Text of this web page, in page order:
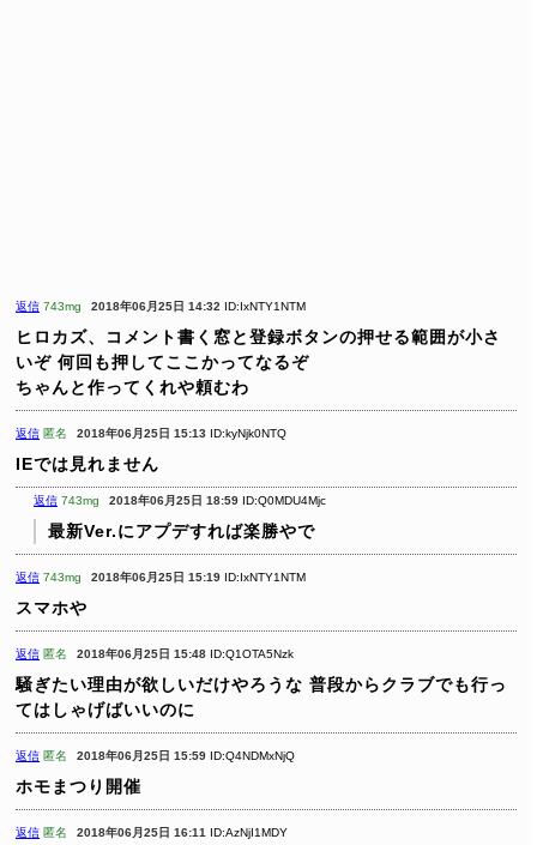
返信 743mg 2018年06月25日 14:32 ID:IxNTY1NTM
ヒロカズ、コメント書く窓と登録ボタンの押せる範囲が小さ
いぞ 何回も押してここかってなるぞ
ちゃんと作ってくれや頼むわ
返信 匿名 2018年06月25日 15:13 ID:kyNjk0NTQ
IEでは見れません
返信 743mg 2018年06月25日 18:59 ID:Q0MDU4Mjc
最新Ver.にアプデすれば楽勝やで
返信 743mg 2018年06月25日 15:19 ID:IxNTY1NTM
スマホや
返信 匿名 2018年06月25日 15:48 ID:Q1OTA5Nzk
騒ぎたい理由が欲しいだけやろうな 普段からクラブでも行っ
てはしゃげばいいのに
返信 匿名 2018年06月25日 15:59 ID:Q4NDMxNjQ
ホモまつり開催
返信 匿名 2018年06月25日 16:11 ID:AzNjI1MDY